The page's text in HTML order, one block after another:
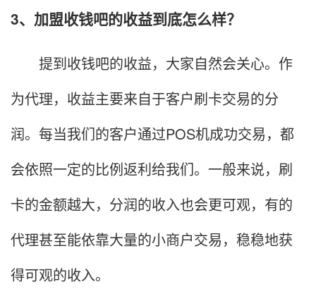
3、加盟收钱吧的收益到底怎么样？
提到收钱吧的收益，大家自然会关心。作
为代理，收益主要来自于客户刷卡交易的分
润。每当我们的客户通过POS机成功交易，都
会依照一定的比例返利给我们。一般来说，刷
卡的金额越大，分润的收入也会更可观，有的
代理甚至能依靠大量的小商户交易，稳稳地获
得可观的收入。